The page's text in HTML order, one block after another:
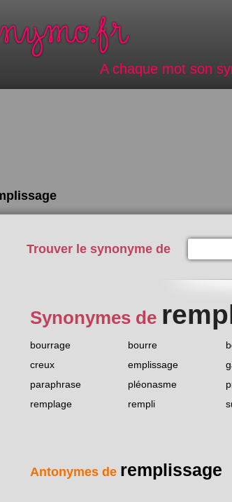
A chaque mot son
Trouver le synonyme de
Synonymes de
bourrage bourre
creux
emplissage
paraphrase
pléonasme
remplage
rempli
Antonymes de remplissage